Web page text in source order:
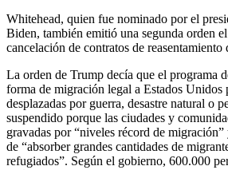
Whitehead, quien fue nominado por el
Biden, también emitió una segunda orden
cancelación de contratos de reasentamiento
La orden de Trump decía que el programa
forma de migración legal a Estados Unidos
desplazadas por guerra, desastre natural o
suspendido porque las ciudades y
gravadas por “niveles récord de
de “absorber grandes cantidades de
refugiados”. Según el gobierno, 600.000